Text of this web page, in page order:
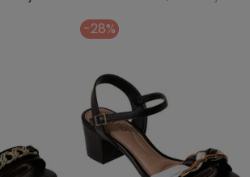
-28%